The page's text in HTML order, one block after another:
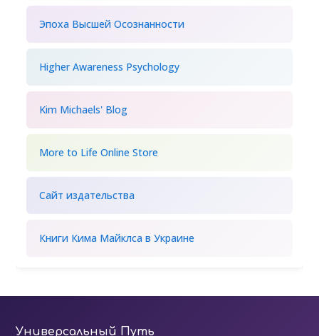
Эпоха Высшей Осознанности
Higher Awareness Psychology
Kim Michaels' Blog
More to Life Online Store
Сайт издательства
Книги Кима Майклса в Украине
Универсальный Путь